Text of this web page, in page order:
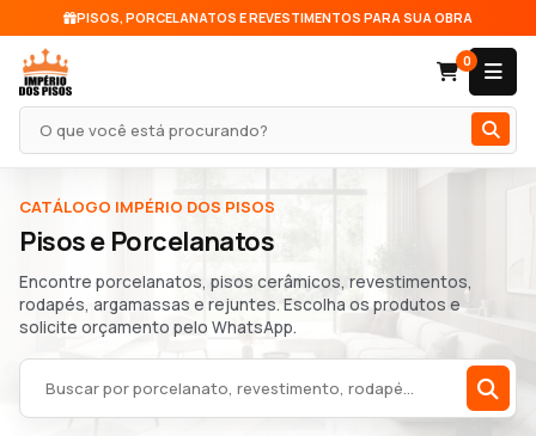
PISOS, PORCELANATOS E REVESTIMENTOS PARA SUA OBRA
Pesquisar produto
0
CATÁLOGO IMPÉRIO DOS PISOS
Pisos e Porcelanatos
Encontre porcelanatos, pisos cerâmicos, revestimentos,
rodapés, argamassas e rejuntes. Escolha os produtos e
solicite orçamento pelo WhatsApp.